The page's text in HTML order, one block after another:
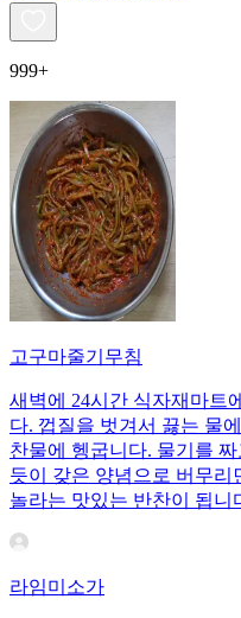
999+
고구마줄기무침
새벽에 24시간 식자재마트
다. 껍질을 벗겨서 끓는 물
찬물에 헹굽니다. 물기를
듯이 갖은 양념으로 버무리
놀라는 맛있는 반찬이 됩니
라임미소가